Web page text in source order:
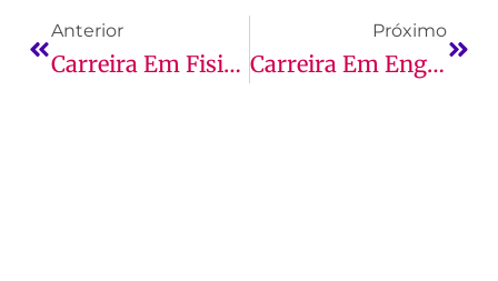
Anterior
Carreira Em Fisioterapia: Guia Completo E Mais!
Próximo
Carreira Em Engenharia Civil: Perspectivas De Cercado